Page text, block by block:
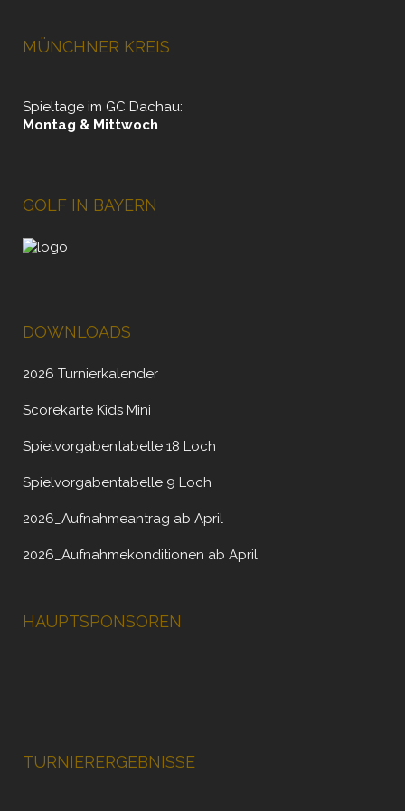
MÜNCHNER KREIS
Spieltage im GC Dachau:
Montag & Mittwoch
GOLF IN BAYERN
DOWNLOADS
2026 Turnierkalender
Scorekarte Kids Mini
Spielvorgabentabelle 18 Loch
Spielvorgabentabelle 9 Loch
2026_Aufnahmeantrag ab April
2026_Aufnahmekonditionen ab April
HAUPTSPONSOREN
TURNIERERGEBNISSE